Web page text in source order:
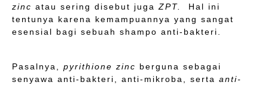
zinc atau sering disebut jugaZPT. Hal ini
tentunya karena kemampuannya yang sangat
esensial bagi sebuah shampo anti-bakteri.
Pasalnya, pyrithione zinc berguna sebagai
senyawa anti-bakteri, anti-mikroba, serta anti-